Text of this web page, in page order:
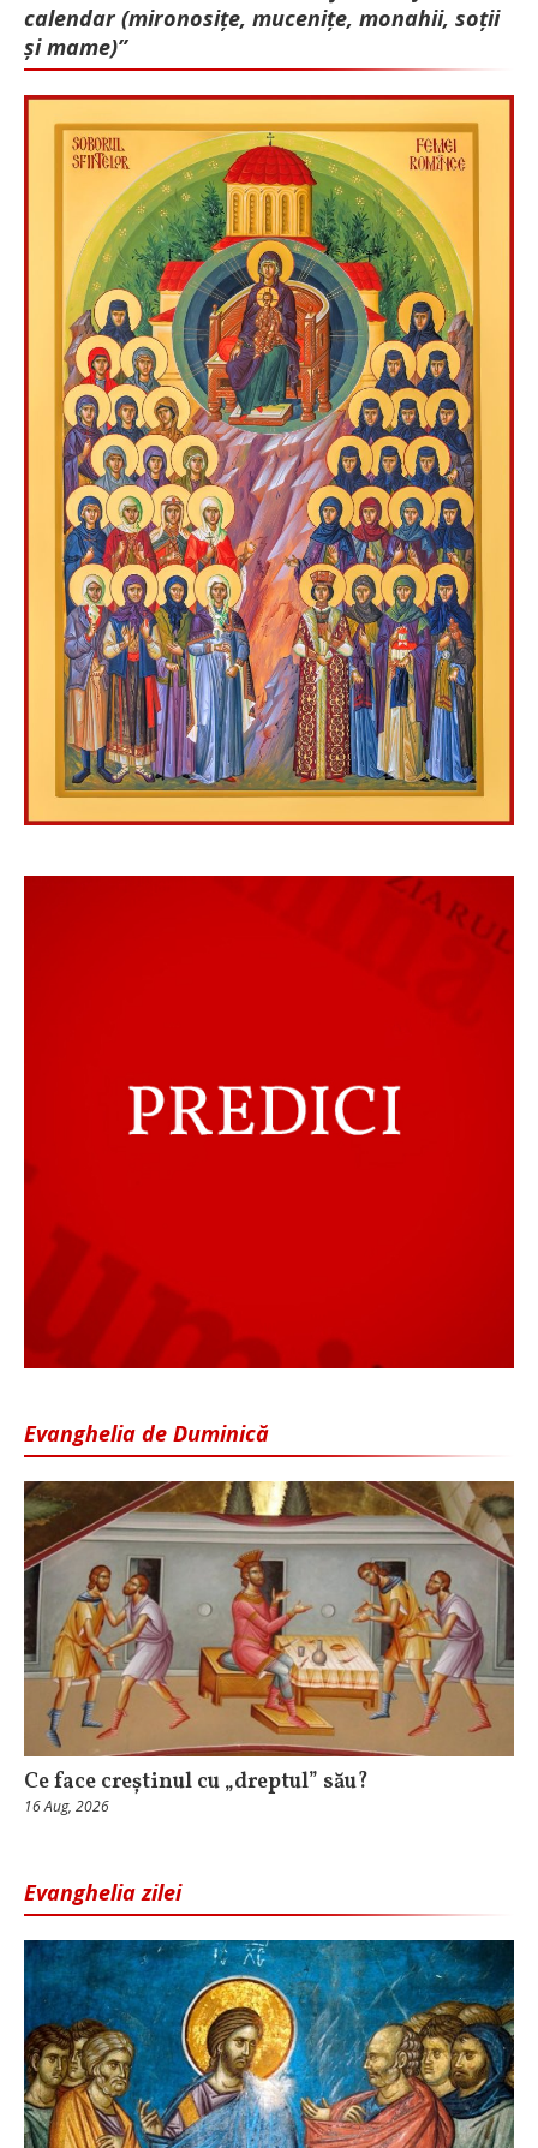
calendar (mironosițe, mu­cenițe, monahii, soții
și mame)”
Evanghelia de Duminică
Ce face creștinul cu „dreptul” său?
16 Aug, 2026
Evanghelia zilei